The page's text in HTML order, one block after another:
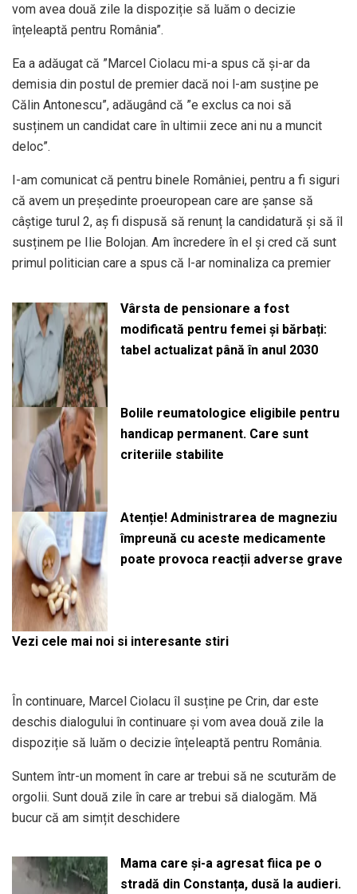
vom avea două zile la dispoziție să luăm o decizie
înțeleaptă pentru România”.
Ea a adăugat că ”Marcel Ciolacu mi-a spus că și-ar da
demisia din postul de premier dacă noi l-am susține pe
Călin Antonescu”, adăugând că ”e exclus ca noi să
susținem un candidat care în ultimii zece ani nu a muncit
deloc”.
I-am comunicat că pentru binele României, pentru a fi siguri
că avem un președinte proeuropean care are șanse să
câștige turul 2, aș fi dispusă să renunț la candidatură și să îl
susținem pe Ilie Bolojan. Am încredere în el și cred că sunt
primul politician care a spus că l-ar nominaliza ca premier
Vârsta de pensionare a fost
modificată pentru femei și bărbați:
tabel actualizat până în anul 2030
Bolile reumatologice eligibile pentru
handicap permanent. Care sunt
criteriile stabilite
Atenție! Administrarea de magneziu
împreună cu aceste medicamente
poate provoca reacții adverse grave
Vezi cele mai noi si interesante stiri
În continuare, Marcel Ciolacu îl susține pe Crin, dar este
deschis dialogului în continuare și vom avea două zile la
dispoziție să luăm o decizie înțeleaptă pentru România.
Suntem într-un moment în care ar trebui să ne scuturăm de
orgolii. Sunt două zile în care ar trebui să dialogăm. Mă
bucur că am simțit deschidere
Mama care și-a agresat fiica pe o
stradă din Constanța, dusă la audieri.